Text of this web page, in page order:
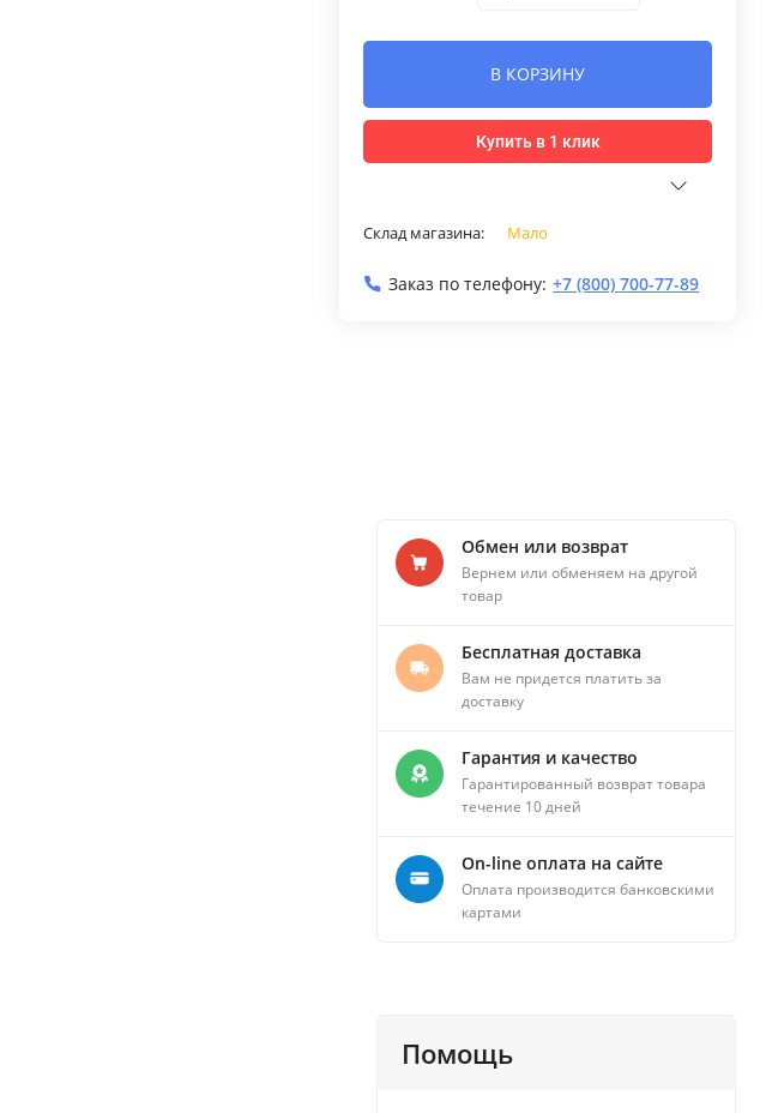
В КОРЗИНУ
Купить в 1 клик
Склад магазина: Мало
Заказ по телефону: +7 (800) 700-77-89
Обмен или возврат
Вернем или обменяем на другой
товар
Бесплатная доставка
Вам не придется платить за
доставку
Гарантия и качество
Гарантированный возврат товара
течение 10 дней
On-line оплата на сайте
Оплата производится банковскими
картами
Помощь